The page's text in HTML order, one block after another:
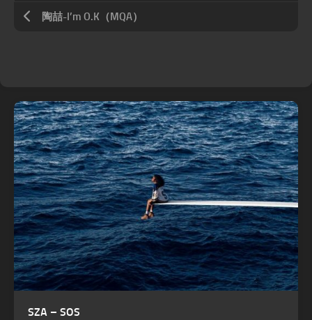
陶喆-I’m O.K（MQA）
SZA – SOS